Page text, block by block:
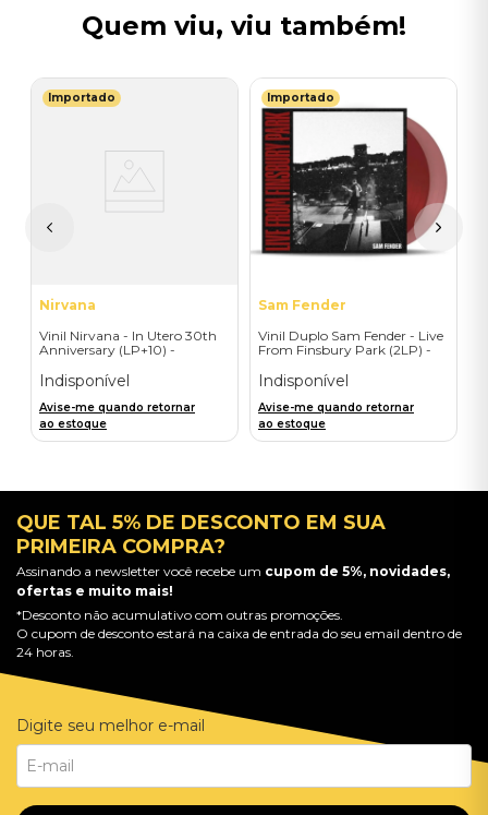
Quem viu, viu também!
Importado
Nirvana
Vinil Nirvana - In Utero 30th
Anniversary (LP+10) -
Indisponível
Avise-me quando retornar
ao estoque
Importado
Sam Fender
Vinil Duplo Sam Fender - Live
From Finsbury Park (2LP) -
Indisponível
Avise-me quando retornar
ao estoque
QUE TAL 5% DE DESCONTO EM SUA
PRIMEIRA COMPRA?
Assinando a newsletter você recebe um cupom de 5%, novidades,
ofertas e muito mais!
*Desconto não acumulativo com outras promoções.
O cupom de desconto estará na caixa de entrada do seu email dentro de
24 horas.
Digite seu melhor e-mail